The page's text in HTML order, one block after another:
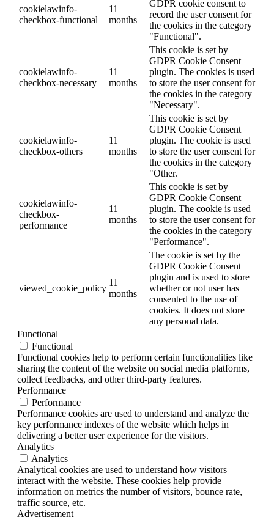
cookielawinfo-
checkbox-functional
11
months
GDPR cookie consent to
record the user consent for
the cookies in the category
"Functional".
cookielawinfo-
checkbox-necessary
11
months
This cookie is set by
GDPR Cookie Consent
plugin. The cookies is used
to store the user consent for
the cookies in the category
"Necessary".
cookielawinfo-
checkbox-others
11
months
This cookie is set by
GDPR Cookie Consent
plugin. The cookie is used
to store the user consent for
the cookies in the category
"Other.
cookielawinfo-
checkbox-
performance
11
months
This cookie is set by
GDPR Cookie Consent
plugin. The cookie is used
to store the user consent for
the cookies in the category
"Performance".
viewed_cookie_policy
11
months
The cookie is set by the
GDPR Cookie Consent
plugin and is used to store
whether or not user has
consented to the use of
cookies. It does not store
any personal data.
Functional
Functional
Functional cookies help to perform certain functionalities like
sharing the content of the website on social media platforms,
collect feedbacks, and other third-party features.
Performance
Performance
Performance cookies are used to understand and analyze the
key performance indexes of the website which helps in
delivering a better user experience for the visitors.
Analytics
Analytics
Analytical cookies are used to understand how visitors
interact with the website. These cookies help provide
information on metrics the number of visitors, bounce rate,
traffic source, etc.
Advertisement